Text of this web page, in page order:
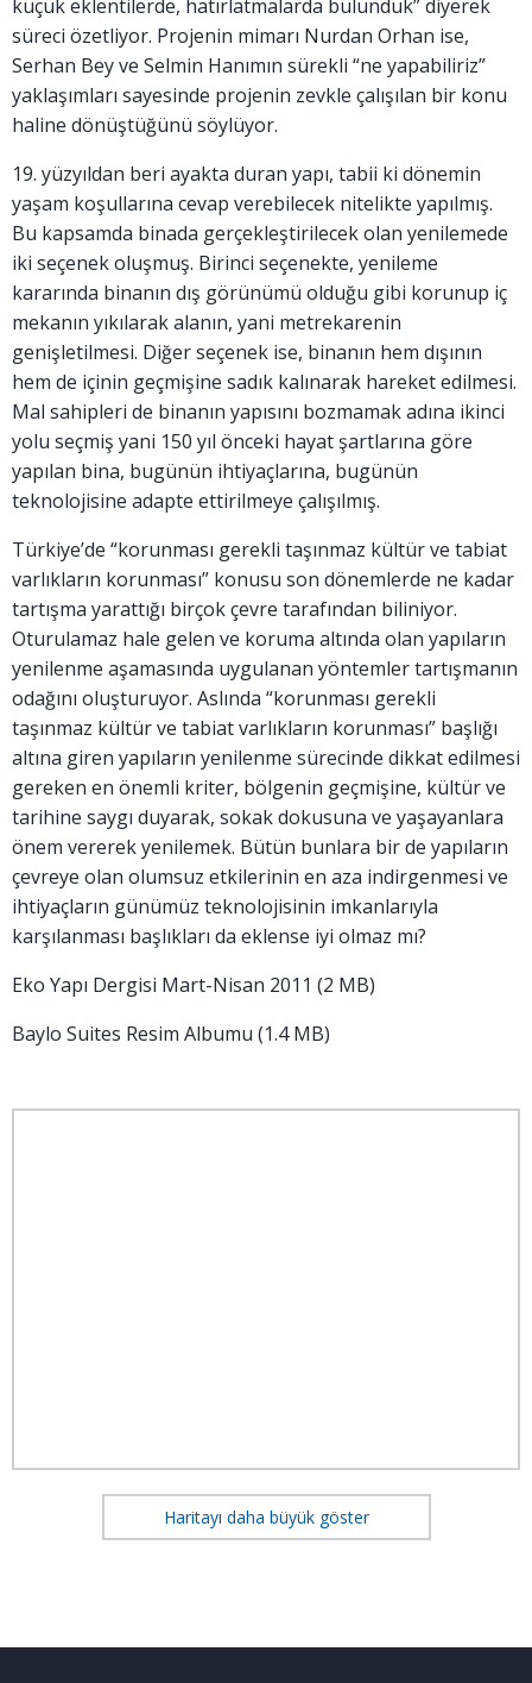
küçük eklentilerde, hatırlatmalarda bulunduk” diyerek
süreci özetliyor. Projenin mimarı Nurdan Orhan ise,
Serhan Bey ve Selmin Hanımın sürekli “ne yapabiliriz”
yaklaşımları sayesinde projenin zevkle çalışılan bir konu
haline dönüştüğünü söylüyor.
19. yüzyıldan beri ayakta duran yapı, tabii ki dönemin
yaşam koşullarına cevap verebilecek nitelikte yapılmış.
Bu kapsamda binada gerçekleştirilecek olan yenilemede
iki seçenek oluşmuş. Birinci seçenekte, yenileme
kararında binanın dış görünümü olduğu gibi korunup iç
mekanın yıkılarak alanın, yani metrekarenin
genişletilmesi. Diğer seçenek ise, binanın hem dışının
hem de içinin geçmişine sadık kalınarak hareket edilmesi.
Mal sahipleri de binanın yapısını bozmamak adına ikinci
yolu seçmiş yani 150 yıl önceki hayat şartlarına göre
yapılan bina, bugünün ihtiyaçlarına, bugünün
teknolojisine adapte ettirilmeye çalışılmış.
Türkiye’de “korunması gerekli taşınmaz kültür ve tabiat
varlıkların korunması” konusu son dönemlerde ne kadar
tartışma yarattığı birçok çevre tarafından biliniyor.
Oturulamaz hale gelen ve koruma altında olan yapıların
yenilenme aşamasında uygulanan yöntemler tartışmanın
odağını oluşturuyor. Aslında “korunması gerekli
taşınmaz kültür ve tabiat varlıkların korunması” başlığı
altına giren yapıların yenilenme sürecinde dikkat edilmesi
gereken en önemli kriter, bölgenin geçmişine, kültür ve
tarihine saygı duyarak, sokak dokusuna ve yaşayanlara
önem vererek yenilemek. Bütün bunlara bir de yapıların
çevreye olan olumsuz etkilerinin en aza indirgenmesi ve
ihtiyaçların günümüz teknolojisinin imkanlarıyla
karşılanması başlıkları da eklense iyi olmaz mı?
Eko Yapı Dergisi Mart-Nisan 2011 (2 MB)
Baylo Suites Resim Albumu (1.4 MB)
Haritayı daha büyük göster